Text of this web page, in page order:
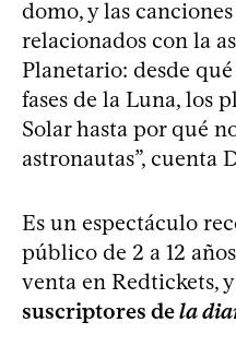
domo, y las
relacionados con la
Planetario: desde
fases de la Luna, los
Solar hasta por qué
astronautas”, cuenta
Es un espectáculo
público de 2 a 12
venta en Redtickets,
suscriptores dela